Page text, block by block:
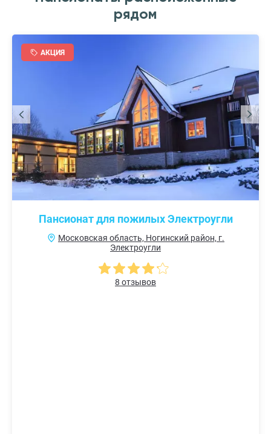
рядом
АКЦИЯ
Пансионат для пожилых Электроугли
Московская область, Ногинский район, г.
Электроугли
8 отзывов